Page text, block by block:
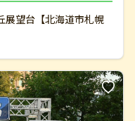
展望台【北海道市札幌